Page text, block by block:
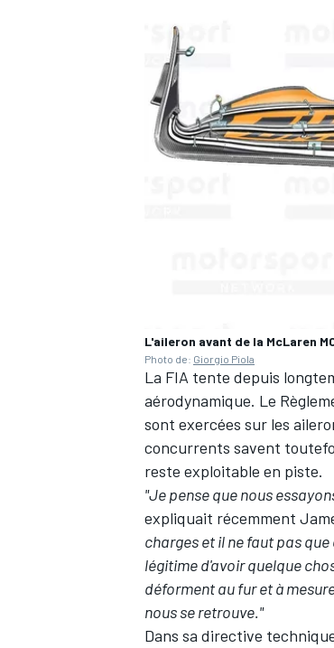
AUTRES CHAMPIONNATS
L'aileron avant de la McLaren
Photo de: Giorgio Piola
La FIA tente depuis
aérodynamique. Le
sont exercées sur les
concurrents savent
reste exploitable en piste.
"Je pense que nous
expliquait récemment
charges et il ne faut pas
légitime d'avoir quelque
déforment au fur et à
nous se retrouve."
Dans sa directive